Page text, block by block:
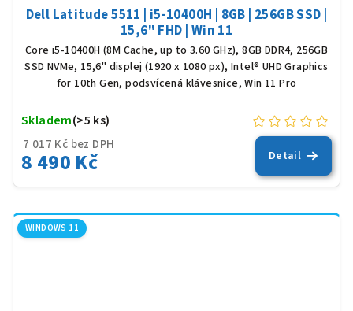
Dell Latitude 5511 | i5-10400H | 8GB | 256GB SSD |
15,6" FHD | Win 11
Core i5-10400H (8M Cache, up to 3.60 GHz), 8GB DDR4, 256GB
SSD NVMe, 15,6" displej (1920 x 1080 px), Intel® UHD Graphics
for 10th Gen, podsvícená klávesnice, Win 11 Pro
7 017 Kč bez DPH
8 490 Kč
Skladem(>5 ks)
Detail
WINDOWS 11